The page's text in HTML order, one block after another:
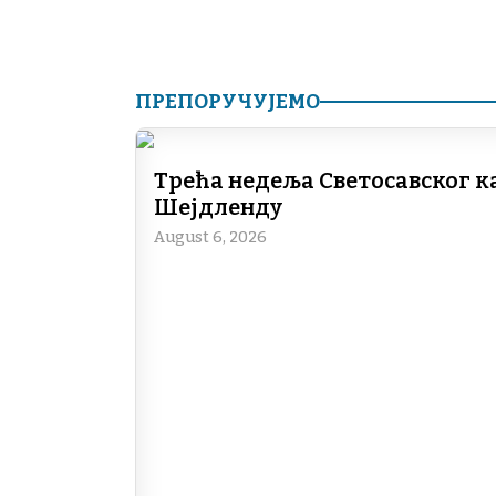
ПРЕПОРУЧУЈЕМО
Трећа недеља Светосавског
Шејдленду
August 6, 2026